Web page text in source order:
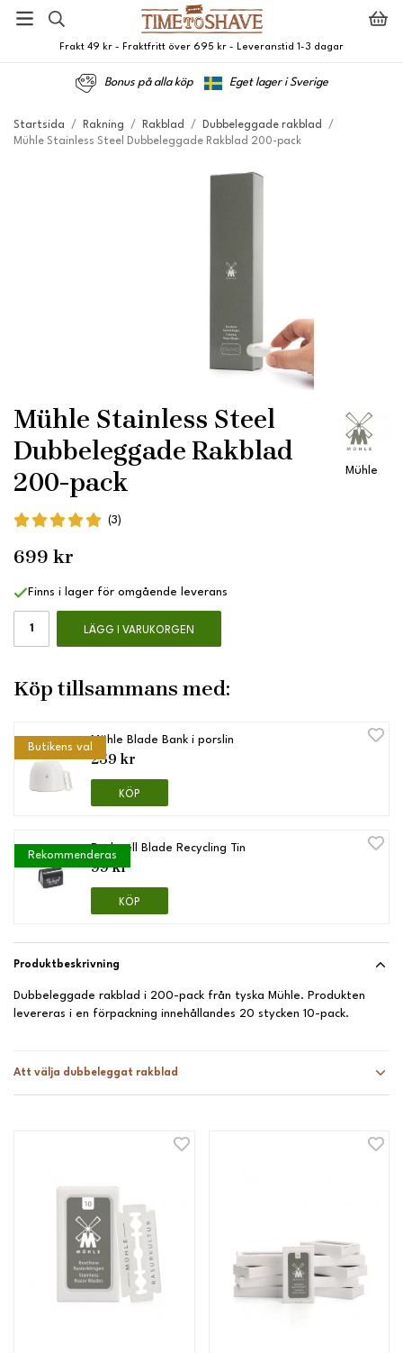
Frakt 49 kr - Fraktfritt över 695 kr - Leveranstid 1-3 dagar
Bonus på alla köp Eget lager i Sverige
Startsida / Rakning / Rakblad / Dubbeleggade rakblad
/
Mühle Stainless Steel Dubbeleggade Rakblad 200-pack
Mühle Stainless Steel
Dubbeleggade Rakblad
200-pack
Mühle
(3)
699 kr
Finns i lager för omgående leverans
LÄGG I VARUKORGEN
Köp tillsammans med:
Butikens val
Mühle Blade Bank i porslin
259 kr
KÖP
Rekommenderas
Rockwell Blade Recycling Tin
99 kr
KÖP
Produktbeskrivning
Att välja dubbeleggat rakblad
Dubbeleggade rakblad i 200-pack från tyska Mühle. Produkten
levereras i en förpackning innehållandes 20 stycken 10-pack.